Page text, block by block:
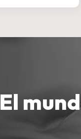
El